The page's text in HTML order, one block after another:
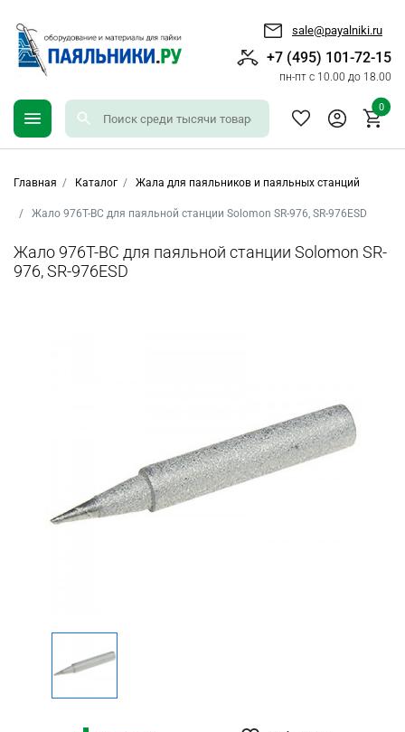
sale@payalniki.ru
+7 (495) 101-72-15
пн-пт с 10.00 до 18.00
0
Главная Каталог Жала для паяльников и паяльных станций
Жало 976T-BC для паяльной станции Solomon SR-976, SR-976ESD
Жало 976T-BC для паяльной станции Solomon SR-
976, SR-976ESD